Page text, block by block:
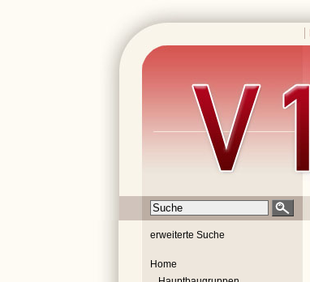
erweiterte Suche
Home